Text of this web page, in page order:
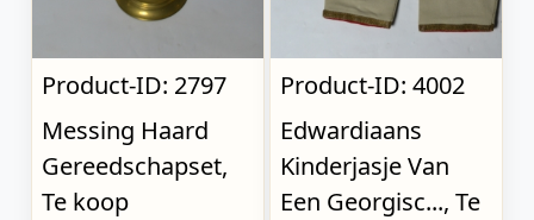
Product-ID: 2797
Messing Haard
Gereedschapset,
Te koop
Product-ID: 4002
Edwardiaans
Kinderjasje Van
Een Georgisc..., Te